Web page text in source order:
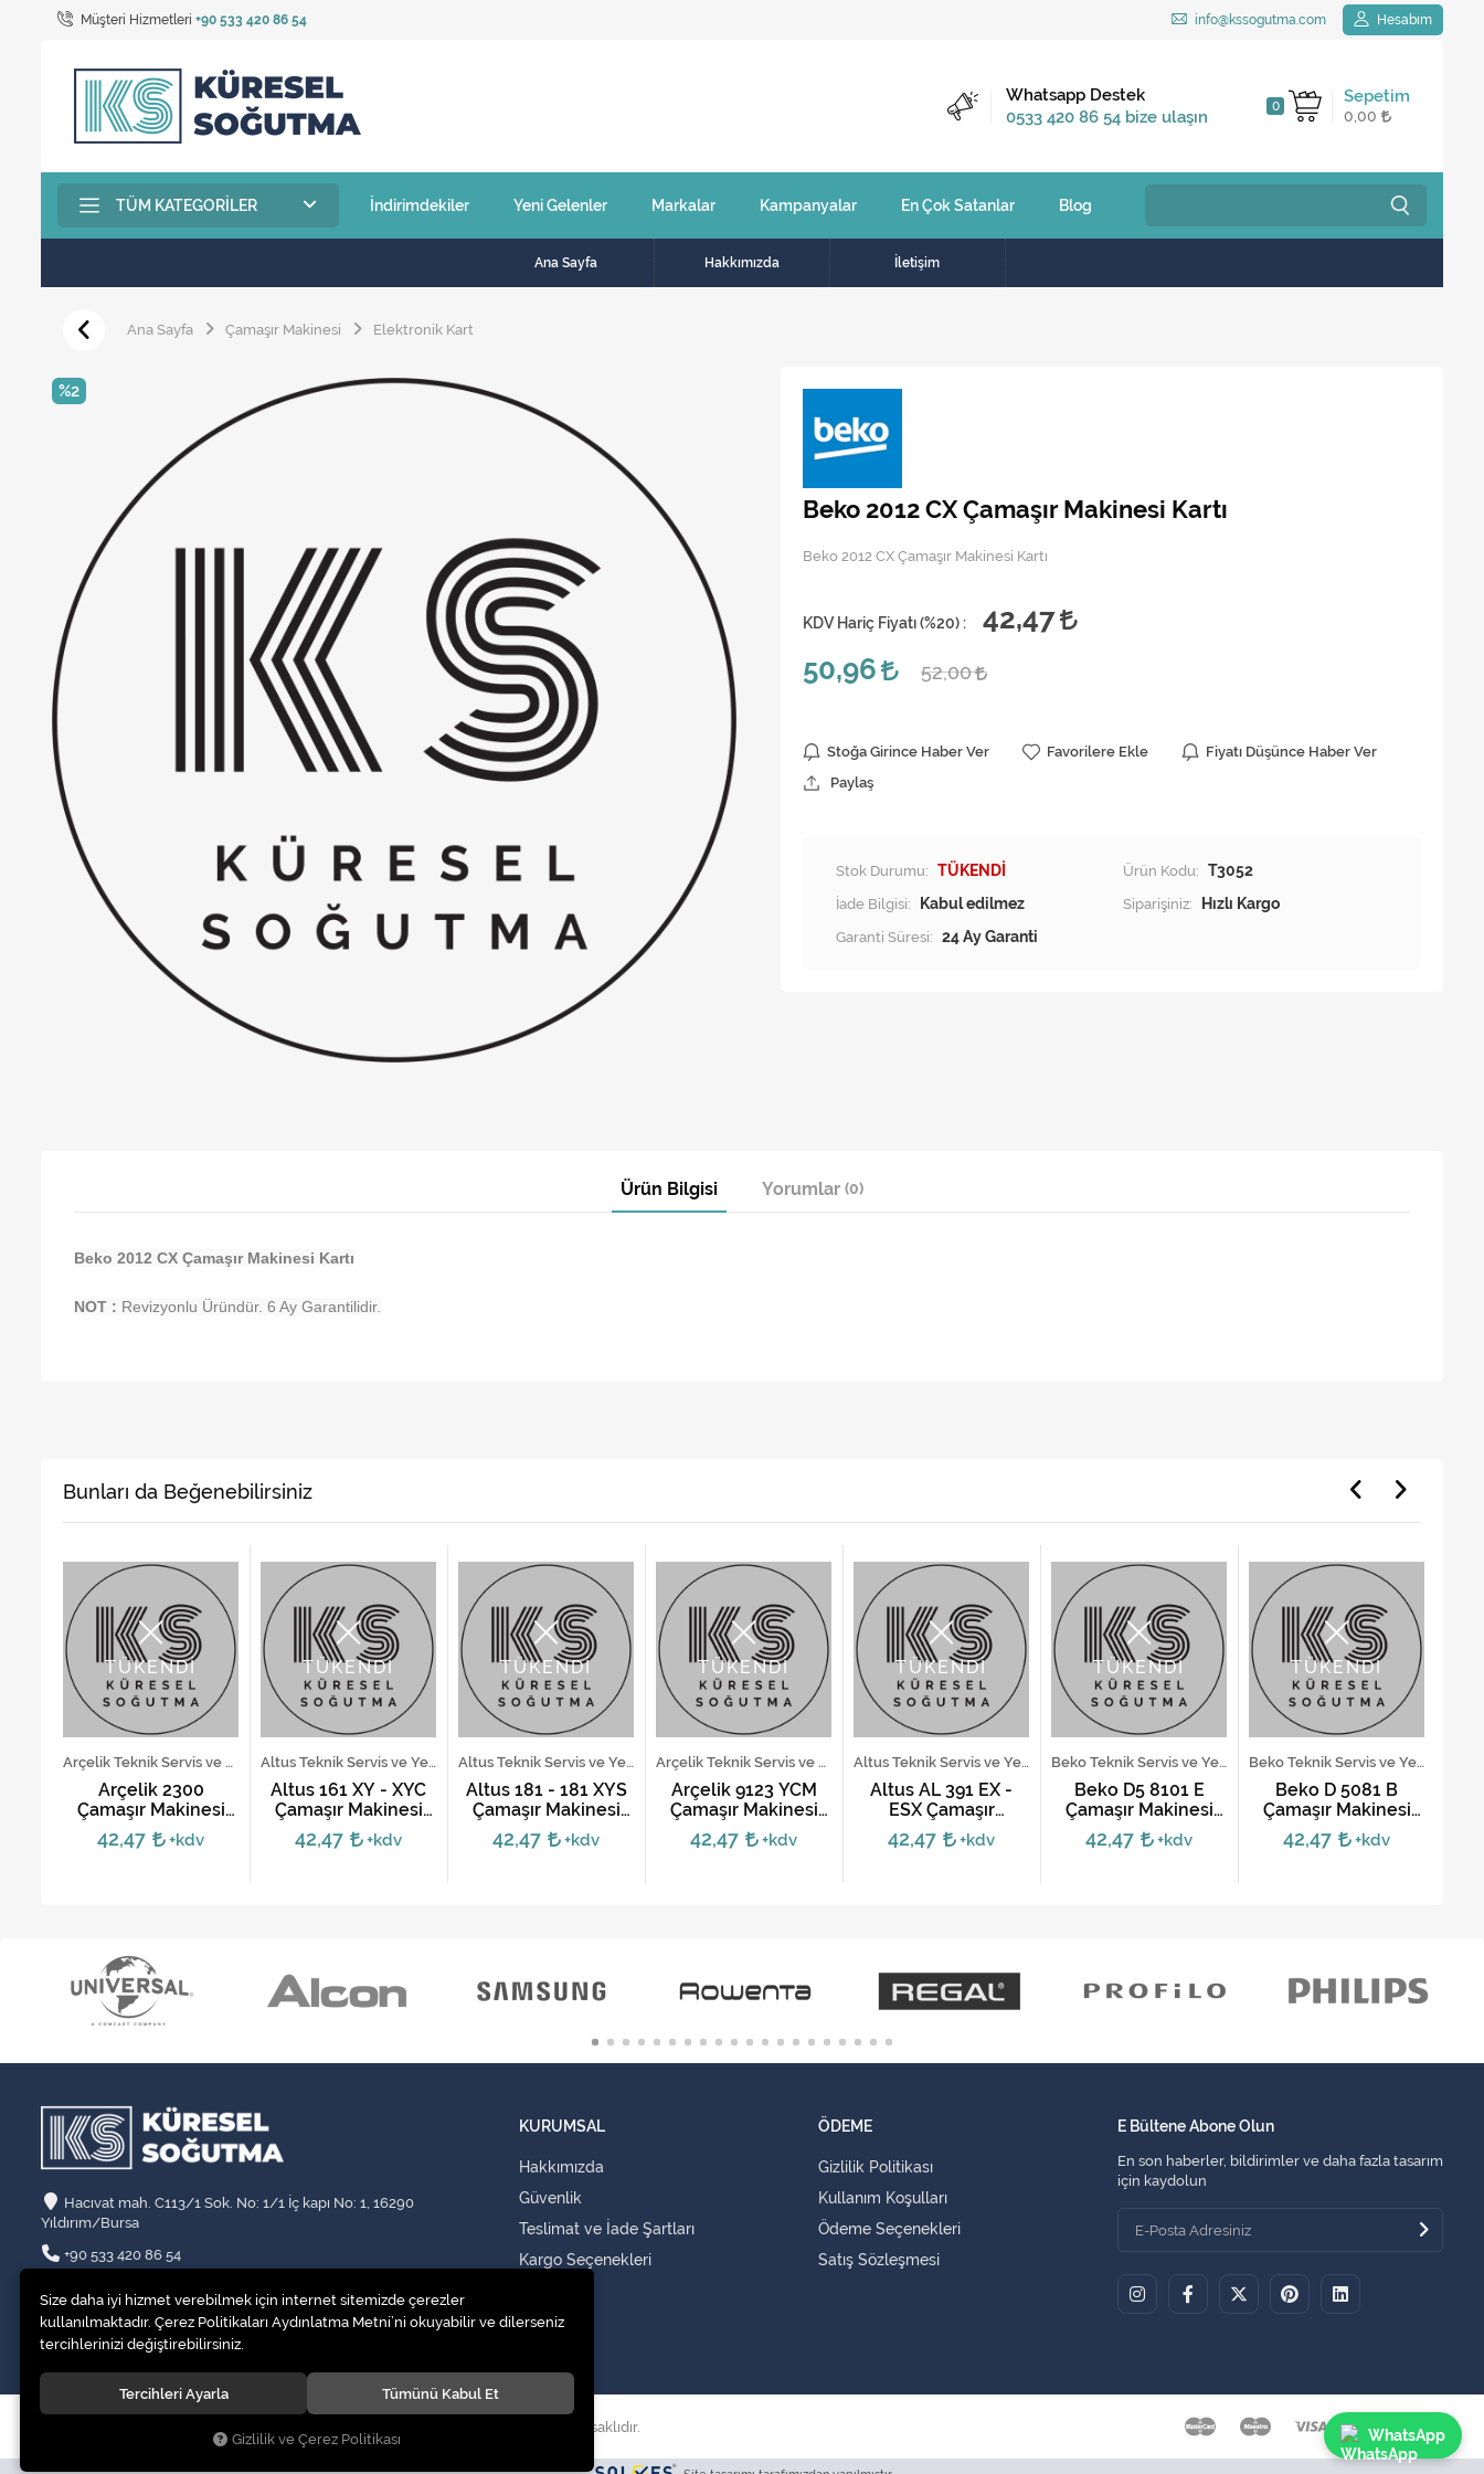
WhatsApp
Müşteri Hizmetleri +90 533 420 86 54 info@kssogutma.com Hesabım
Sepetim
0
0,00
Kargo Bedava
2.500 TL ve üzeri
Whatsapp Destek
0533 420 86 54 bize ulaşın
TÜM KATEGORILER İndirimdekiler Yeni Gelenler Markalar Kampanyalar En Çok Satanlar Blog
Ana Sayfa Hakkımızda İletişim
Ana Sayfa Çamaşır Makinesi Elektronik Kart
%2
Beko 2012 CX Çamaşır Makinesi Kartı
Beko 2012 CX Çamaşır Makinesi Kartı
KDV Hariç Fiyatı (%20) :
42,47
50,96
52,00
Stoğa Girince Haber Ver Favorilere Ekle
Fiyatı Düşünce Haber Ver
Paylaş
Stok Durumu: TÜKENDİ Ürün Kodu: T3052
İade Bilgisi:
Siparişiniz:
Hızlı Kargo
Garanti Süresi: 24 Ay Garanti
Ürün Bilgisi Yorumlar (0)
Beko 2012 CX Çamaşır Makinesi Kartı
NOT : Revizyonlu Üründür. 6 Ay Garantilidir.
Bunları da Beğenebilirsiniz
TÜKENDİ
Arçelik Teknik Servis ve Yedek Parça Hizmetleri
Arçelik 2300
Çamaşır Makinesi
Hız Modülü
42,47 +kdv
TÜKENDİ
Altus Teknik Servis ve Yedek Parça Hizmetleri
Altus 161 XY - XYC
Çamaşır Makinesi
Kartı
42,47 +kdv
TÜKENDİ
Altus Teknik Servis ve Yedek Parça Hizmetleri
Altus 181 - 181 XYS
Çamaşır Makinesi
Kartı
42,47 +kdv
TÜKENDİ
Arçelik Teknik Servis ve Yedek Parça Hizmetleri
Arçelik 9123 YCM
Çamaşır Makinesi
Kartı
42,47 +kdv
TÜKENDİ
Altus Teknik Servis ve Yedek Parça Hizmetleri
Altus AL 391 EX -
ESX Çamaşır
Makinesi Elektronik
Kartı
42,47 +kdv
TÜKENDİ
Beko Teknik Servis ve Yedek Parça Hizmetleri
Beko D5 8101 E
Çamaşır Makinesi
Kartı
42,47 +kdv
TÜKENDİ
Beko Teknik Servis ve Yedek Parça Hizmetleri
Beko D 5081 B
Çamaşır Makinesi
Kartı
42,47 +kdv
Hacıvat mah. C113/1 Sok. No: 1/1 İç kapı No: 1, 16290
Yıldırım/Bursa
+90 533 420 86 54
E Bültene Abone Olun
En son haberler, bildirimler ve daha fazla tasarım
için kaydolun
KURUMSAL
Hakkımızda
Güvenlik
Teslimat ve İade Şartları
Kargo Seçenekleri
ÖDEME
Gizlilik Politikası
Kullanım Koşulları
Ödeme Seçenekleri
Satış Sözleşmesi
İletişim
. Tüm hakları saklıdır.
Size daha iyi hizmet verebilmek için internet sitemizde çerezler
kullanılmaktadır. Çerez Politikaları Aydınlatma Metni’ni okuyabilir ve dilerseniz
tercihlerinizi değiştirebilirsiniz.
Tercihleri Ayarla Tümünü Kabul Et
Gizlilik ve Çerez Politikası